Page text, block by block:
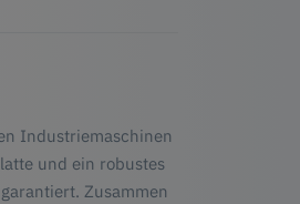
Industriemaschinen
und ein robustes
Zusammen